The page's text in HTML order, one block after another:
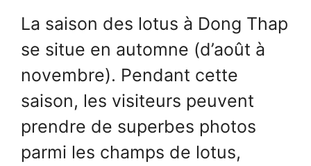
La saison des lotus à Dong Thap
se situe en automne (d’août à
novembre). Pendant cette
saison, les visiteurs peuvent
prendre de superbes photos
parmi les champs de lotus,